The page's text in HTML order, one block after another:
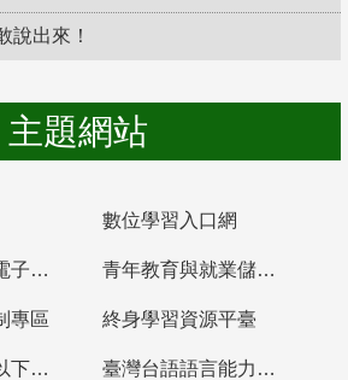
說出來！
主題網站
數位學習入口網
教育部統計處電子書櫃 青年教育與就業儲蓄帳戶
專區 終身學習資源平臺
教育部高中等以下學校及幼兒園教師資格檢定考試 臺灣台語語言能力認證網站